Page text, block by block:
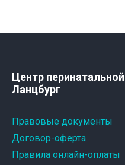
Центр
Ланцбург
Правовые документы
Договор-оферта
Правила онлайн-оплаты